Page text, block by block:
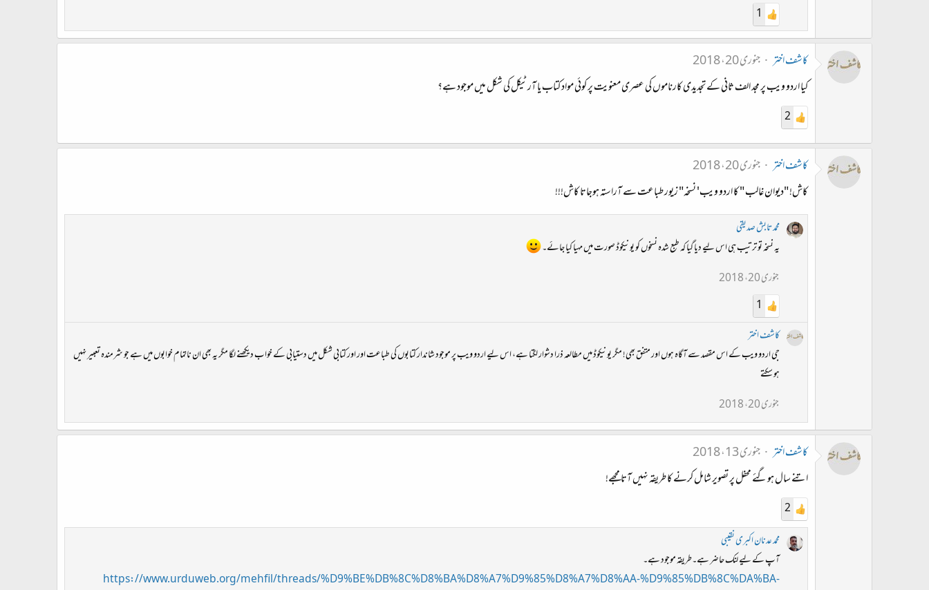
1
کاشف اختر
جنوری 20، 2018
کیا اردو ویب پر مجد الف ثانی کے تجدیدی کارناموں کی عصری معنویت پر کوئی مواد کتاب یا آرٹیکل کی شکل میں موجود ہے؟
2
کاشف اختر
جنوری 20، 2018
کاش! "دیوان غالب " کا اردو ویب' نسخہ" زیور طباعت سے آراستہ ہوجاتا کاش!!!
محمد تابش صدیقی
یہ نسخہ تو ترتیب ہی اس لیے دیا گیا کہ طبع شدہ نسخوں کو یونیکوڈ صورت میں مہیا کیا جائے۔
جنوری 20، 2018
1
کاشف اختر
جی اردو ویب کے اس مقصد سے آگاہ ہوں اور متفق بھی! مگر یونیکوڈ میں مطالعہ ذرا دشوار لگتا ہے، اس لیے اردو ویب پر موجود شاندار کتابوں کی طباعت اور اور کتابی شکل میں دستیابی کے خواب دیکھنے لگا مگر یہ بھی ان ناتمام خوابوں میں ہے جو شرمندہ تعبیر نہیں
ہو سکتے
جنوری 20، 2018
کاشف اختر
جنوری 13، 2018
اتنے سال ہوگئے محفل پر تصویر شامل کرنے کا طریقہ نہیں آتا مجھے!
2
محمد عدنان اکبری نقیبی
آپ کے لیے لنک حاضر ہے۔طریقہ موجود ہے۔
https://www.urduweb.org/mehfil/threads/%D9%BE%DB%8C%D8%BA%D8%A7%D9%85%D8%A7%D8%AA-%D9%85%DB%8C%DA%BA-